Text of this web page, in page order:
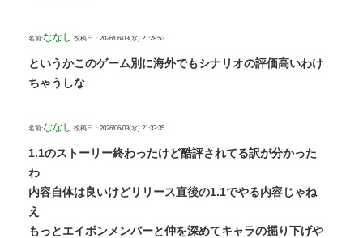
名前:ななし 投稿日：2026/06/03(水) 21:28:53
というかこのゲーム別に海外でもシナリオの評価高いわけ
ちゃうしな
名前:ななし 投稿日：2026/06/03(水) 21:33:35
1.1のストーリー終わったけど酷評されてる訳が分かった
わ
内容自体は良いけどリリース直後の1.1でやる内容じゃね
え
もっとエイボンメンバーと仲を深めてキャラの掘り下げや